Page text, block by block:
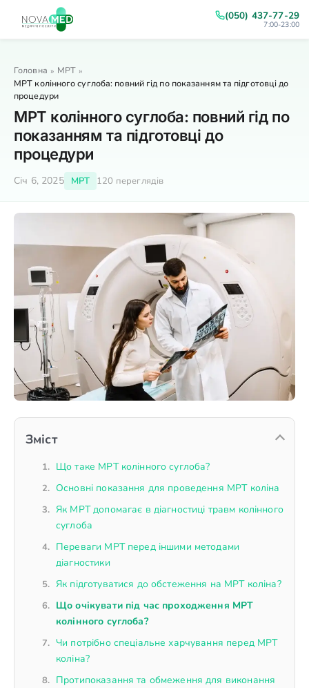
(050) 437-77-29
7:00-23:00
Головна » МРТ »
МРТ колінного суглоба: повний гід по показанням та підготовці до
процедури
МРТ колінного суглоба: повний гід по
показанням та підготовці до
процедури
Січ 6, 2025 МРТ 120 переглядів
Зміст
Що таке МРТ колінного суглоба?
Основні показання для проведення МРТ коліна
Як МРТ допомагає в діагностиці травм колінного
суглоба
Переваги МРТ перед іншими методами
діагностики
Як підготуватися до обстеження на МРТ коліна?
Що очікувати під час проходження МРТ
колінного суглоба?
Чи потрібно спеціальне харчування перед МРТ
коліна?
Протипоказання та обмеження для виконання